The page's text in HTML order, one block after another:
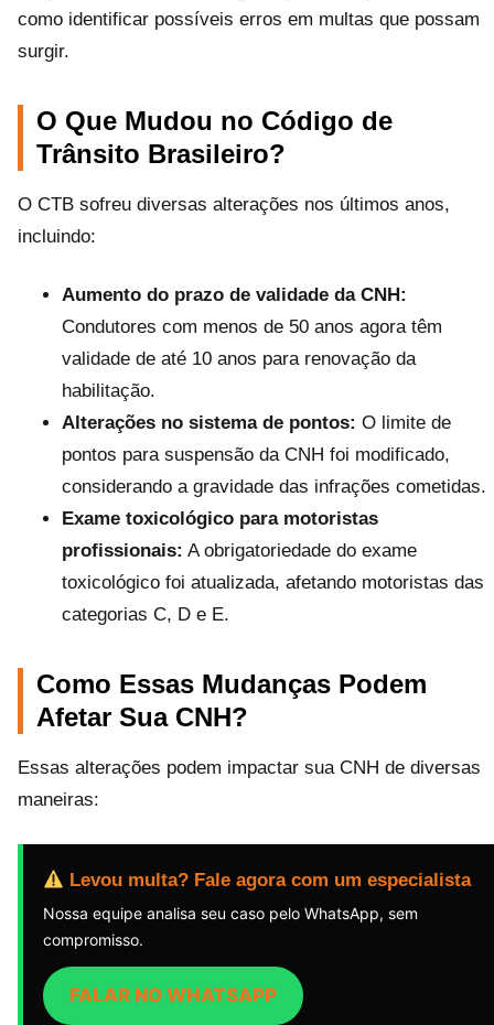
como identificar possíveis erros em multas que possam
surgir.
O Que Mudou no Código de
Trânsito Brasileiro?
O CTB sofreu diversas alterações nos últimos anos,
incluindo:
Aumento do prazo de validade da CNH:
Condutores com menos de 50 anos agora têm
validade de até 10 anos para renovação da
habilitação.
Alterações no sistema de pontos: O limite de
pontos para suspensão da CNH foi modificado,
considerando a gravidade das infrações cometidas.
Exame toxicológico para motoristas
profissionais: A obrigatoriedade do exame
toxicológico foi atualizada, afetando motoristas das
categorias C, D e E.
Como Essas Mudanças Podem
Afetar Sua CNH?
Essas alterações podem impactar sua CNH de diversas
maneiras:
Levou multa? Fale agora com um especialista
Nossa equipe analisa seu caso pelo WhatsApp, sem
compromisso.
FALAR NO WHATSAPP